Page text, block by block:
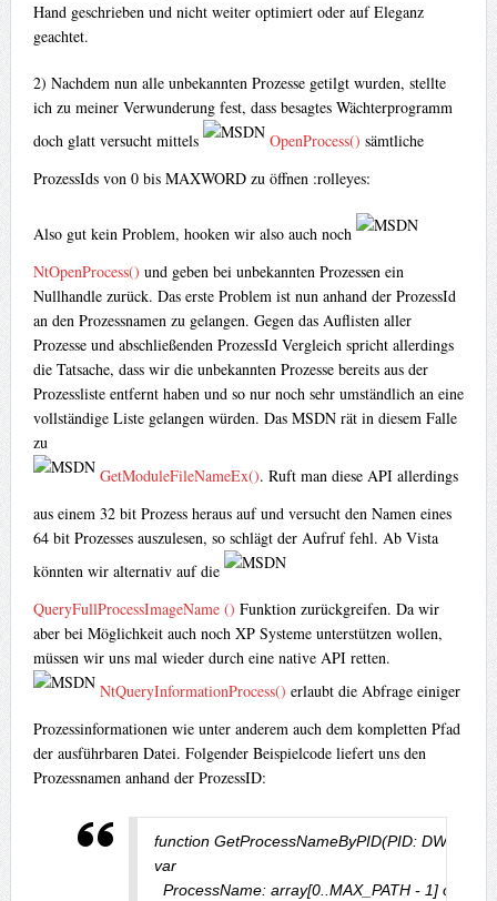
Hand geschrieben und nicht weiter optimiert oder auf Eleganz
geachtet.
2) Nachdem nun alle unbekannten Prozesse getilgt wurden, stellte
ich zu meiner Verwunderung fest, dass besagtes Wächterprogramm
doch glatt versucht mittels
OpenProcess() sämtliche
ProzessIds von 0 bis MAXWORD zu öffnen :rolleyes:
Also gut kein Problem, hooken wir also auch noch
NtOpenProcess() und geben bei unbekannten Prozessen ein
Nullhandle zurück. Das erste Problem ist nun anhand der ProzessId
an den Prozessnamen zu gelangen. Gegen das Auflisten aller
Prozesse und abschließenden ProzessId Vergleich spricht allerdings
die Tatsache, dass wir die unbekannten Prozesse bereits aus der
Prozessliste entfernt haben und so nur noch sehr umständlich an eine
vollständige Liste gelangen würden. Das MSDN rät in diesem Falle
zu
GetModuleFileNameEx(). Ruft man diese API allerdings
aus einem 32 bit Prozess heraus auf und versucht den Namen eines
64 bit Prozesses auszulesen, so schlägt der Aufruf fehl. Ab Vista
könnten wir alternativ auf die
QueryFullProcessImageName () Funktion zurückgreifen. Da wir
aber bei Möglichkeit auch noch XP Systeme unterstützen wollen,
müssen wir uns mal wieder durch eine native API retten.
NtQueryInformationProcess() erlaubt die Abfrage einiger
Prozessinformationen wie unter anderem auch dem kompletten Pfad
der ausführbaren Datei. Folgender Beispielcode liefert uns den
Prozessnamen anhand der ProzessID:
function GetProcessNameByPID(PID: DWord):
var
ProcessName: array[0..MAX_PATH - 1] of